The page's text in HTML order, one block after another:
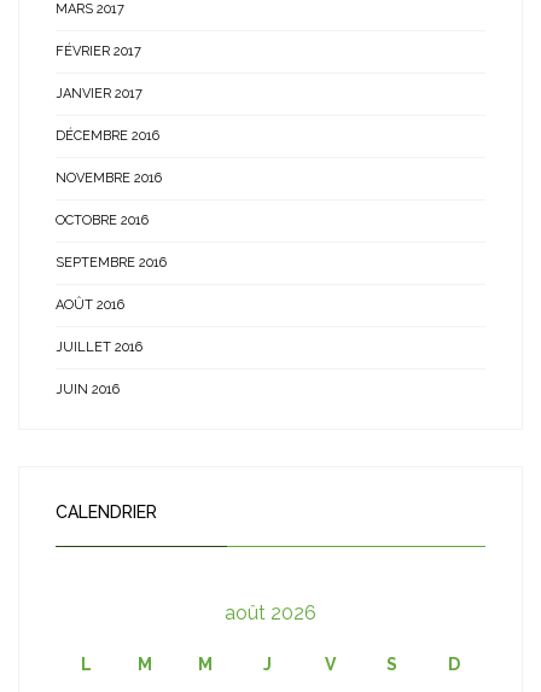
MARS 2017
FÉVRIER 2017
JANVIER 2017
DÉCEMBRE 2016
NOVEMBRE 2016
OCTOBRE 2016
SEPTEMBRE 2016
AOÛT 2016
JUILLET 2016
JUIN 2016
CALENDRIER
août 2026
L M M J V S D